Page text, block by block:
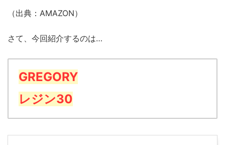
（出典：AMAZON）
さて、今回紹介するのは…
GREGORY
レジン30